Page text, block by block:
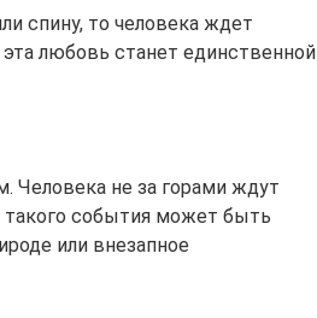
спину, то человека ждет
любовь станет единственной
Человека не за горами ждут
события может быть
или внезапное